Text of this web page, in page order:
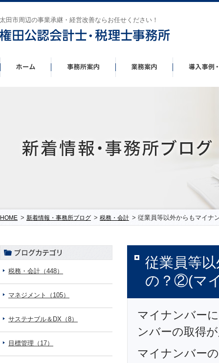
太田市周辺の事業承継・経営改善ならお任せください！
HOME > 新着情報・事務所ブログ > 税務・会計 > 従業員等以外からもマイナ
従業員等
の？②(マ
マイナンバー
ンバーの取得
マイナンバー
税務・会計（448）
マネジメント（105）
サステナブル＆DX（8）
目標管理（17）